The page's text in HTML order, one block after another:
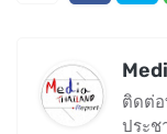
ติดต่อ
ประช